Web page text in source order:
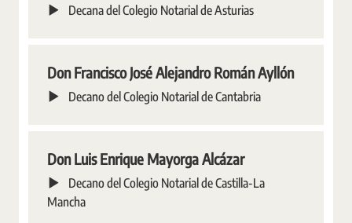
Decana del Colegio Notarial de Asturias
Don Francisco José Alejandro Román Ayllón
Decano del Colegio Notarial de Cantabria
Don Luis Enrique Mayorga Alcázar
Decano del Colegio Notarial de Castilla-La
Mancha